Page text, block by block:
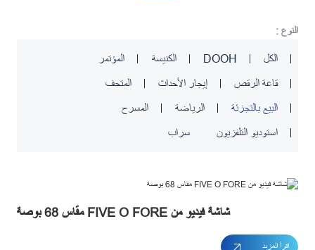
النوع :
الكل DOOH الكنيسة المؤتمر
قاعة الرقص إيجار الأحداث المتحف
البيع بالتجزئة الرياضة المسرح
استوديو التلفزيون سراب
شاشة فيديو من FIVE O FORE مقاس 68 بوصة
اقرأ المزيد